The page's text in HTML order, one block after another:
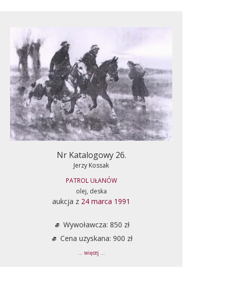
Nr Katalogowy 26.
Jerzy Kossak
PATROL UŁANÓW
olej, deska
aukcja z 24 marca 1991
Wywoławcza: 850 zł
Cena uzyskana: 900 zł
... więcej ...